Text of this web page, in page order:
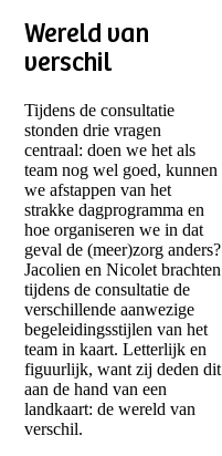
Wereld van
verschil
Tijdens de consultatie
stonden drie vragen
centraal: doen we het als
team nog wel goed, kunnen
we afstappen van het
strakke dagprogramma en
hoe organiseren we in dat
geval de (meer)zorg anders?
Jacolien en Nicolet brachten
tijdens de consultatie de
verschillende aanwezige
begeleidingsstijlen van het
team in kaart. Letterlijk en
figuurlijk, want zij deden dit
aan de hand van een
landkaart: de wereld van
verschil.